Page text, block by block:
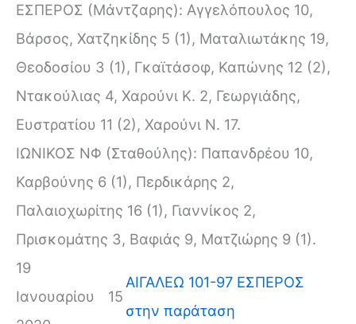
ΕΣΠΕΡΟΣ (Μάντζαρης): Αγγελόπουλος 10,
Βάρσος, Χατζηκίδης 5 (1), Ματαλιωτάκης 19,
Θεοδοσίου 3 (1), Γκαϊτάσοφ, Καπώνης 12 (2),
Ντακούλιας 4, Χαρούνι Κ. 2, Γεωργιάδης,
Ευστρατίου 11 (2), Χαρούνι Ν. 17.
ΙΩΝΙΚΟΣ ΝΦ (Σταθούλης): Παπανδρέου 10,
Καρβούνης 6 (1), Περδικάρης 2,
Παλαιοχωρίτης 16 (1), Γιαννίκος 2,
Πρισκομάτης 3, Βαφιάς 9, Ματζιώρης 9 (1).
19
Ιανουαρίου
15
ΑΙΓΑΛΕΩ 101-97 ΕΣΠΕΡΟΣ
στην παράταση